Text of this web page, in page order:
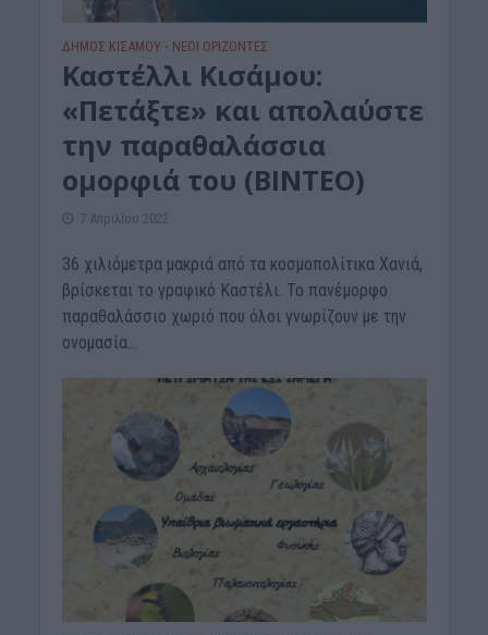
ΔΉΜΟΣ ΚΙΣΆΜΟΥ • ΝΕΟΙ ΟΡΙΖΟΝΤΕΣ
Kαστέλλι Κισάμου:
«Πετάξτε» και απολαύστε
την παραθαλάσσια
ομορφιά του (ΒΙΝΤΕΟ)
7 Απριλίου 2022
36 χιλιόμετρα μακριά από τα κοσμοπολίτικα Χανιά,
βρίσκεται το γραφικό Καστέλι. Το πανέμορφο
παραθαλάσσιο χωριό που όλοι γνωρίζουν με την
ονομασία...